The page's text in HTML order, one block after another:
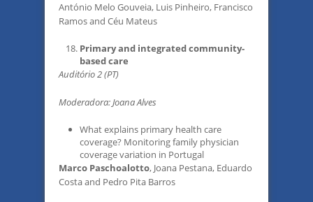
António Melo Gouveia, Luis Pinheiro, Francisco
Ramos and Céu Mateus
Primary and integrated community-
based care
Auditório 2 (PT)
Moderadora: Joana Alves
What explains primary health care
coverage? Monitoring family physician
coverage variation in Portugal
Marco Paschoalotto, Joana Pestana, Eduardo
Costa and Pedro Pita Barros